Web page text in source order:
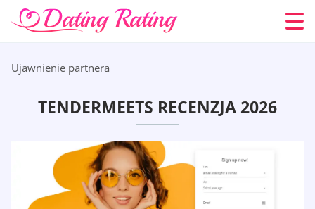
Ujawnienie partnera
TENDERMEETS RECENZJA 2026